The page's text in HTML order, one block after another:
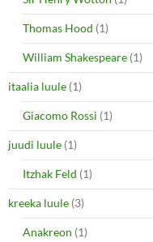
Thomas Hood (1)
William Shakespeare (1)
itaalia luule (1)
Giacomo Rossi (1)
juudi luule (1)
Itzhak Feld (1)
kreeka luule (3)
Anakreon (1)